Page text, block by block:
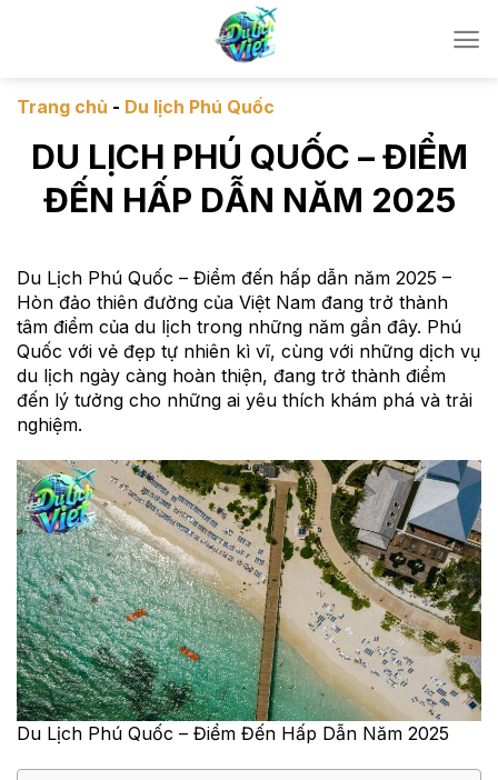
dungTrang chủ - Du lịch Phú Quốc
DU LỊCH PHÚ QUỐC – ĐIỂM
ĐẾN HẤP DẪN NĂM 2025
Du Lịch Phú Quốc – Điểm đến hấp dẫn năm 2025 –
Hòn đảo thiên đường của Việt Nam đang trở thành
tâm điểm của du lịch trong những năm gần đây. Phú
Quốc với vẻ đẹp tự nhiên kì vĩ, cùng với những dịch vụ
du lịch ngày càng hoàn thiện, đang trở thành điểm
đến lý tưởng cho những ai yêu thích khám phá và trải
nghiệm.
Du Lịch Phú Quốc – Điểm Đến Hấp Dẫn Năm 2025